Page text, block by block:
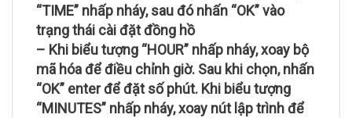
“TIME” nhấp nháy, sau đó nhấn “OK” vào
trạng thái cài đặt đồng hồ
– Khi biểu tượng “HOUR” nhấp nháy, xoay bộ
mã hóa để điều chỉnh giờ. Sau khi chọn, nhấn
“OK” enter để đặt số phút. Khi biểu tượng
“MINUTES” nhấp nháy, xoay nút lập trình để